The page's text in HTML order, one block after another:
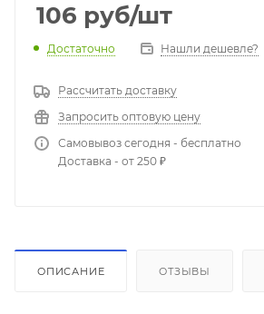
106 руб/шт
Достаточно Нашли дешевле?
Рассчитать доставку
Запросить оптовую цену
Самовывоз сегодня - бесплатно
Доставка - от 250 ₽
ОПИСАНИЕ ОТЗЫВЫ